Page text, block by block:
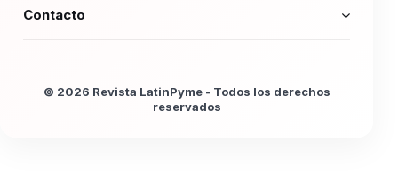
Contacto
© 2026 Revista LatinPyme - Todos los derechos
reservados